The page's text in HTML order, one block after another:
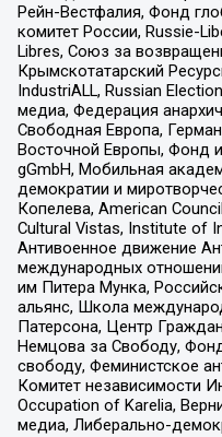
Рейн-Вестфалия, Фонд
комитет России, Russie-
Libres, Союз за
Крымскотатарский
IndustriALL, Russian
медиа, Федерация
Свободная Европа,
Восточной Европы, Фонд
gGmbH, Мобильная
демократии и
Копелева, American
Cultural Vistas, Institute of
Антивоенное движение
международных
им Питера Мунка,
альянс, Школа
Патерсона, Центр
Немцова за Свободу,
свободу, Феминистское
Комитет независимости
Occupation of Karelia,
медиа, Либерально-